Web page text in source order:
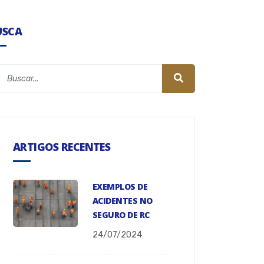
ARTIGOS RECENTES
EXEMPLOS DE
ACIDENTES NO
SEGURO DE RC
24/07/2024